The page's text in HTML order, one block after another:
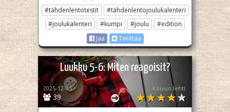
#tähdenlentotestit
#tähdenlentojoulukalenteri
#joulukalenteri
#kumpi #joulu
#edition
Jaa
Twiittaa
Luukku 5-6: Miten reagoisit?
39
2025-12-05 Koivun lehti